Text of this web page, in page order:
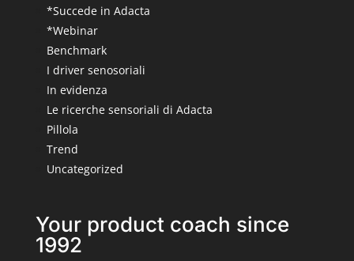
*Succede in Adacta
*Webinar
Benchmark
I driver senosoriali
In evidenza
Le ricerche sensoriali di Adacta
Pillola
Trend
Uncategorized
Your product coach since
1992